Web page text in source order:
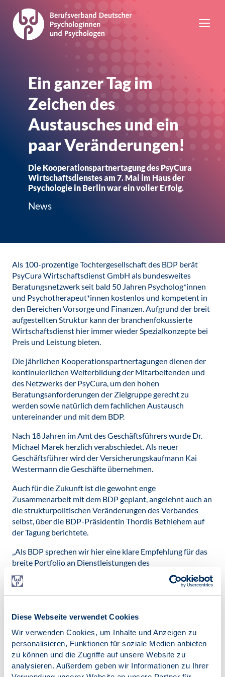
Diese Webseite verwendet Cookies
Wir verwenden Cookies, um Inhalte und Anzeigen zu
personalisieren, Funktionen für soziale Medien anbieten
zu können und die Zugriffe auf unsere Website zu
analysieren. Außerdem geben wir Informationen zu Ihrer
Ein ganzer Tag im
Zeichen des
Austausches und ein
paar Veränderungen!
Die Kooperationspartnertagung des PsyCura
Wirtschaftsdienstes am 7. Mai im Haus der
Psychologie in Berlin war ein voller Erfolg.
News
Als 100-prozentige Tochtergesellschaft des BDP berät
PsyCura Wirtschaftsdienst GmbH als bundesweites
Beratungsnetzwerk seit bald 50 Jahren Psycholog*innen
und Psychotherapeut*innen kostenlos und kompetent in
den Bereichen Vorsorge und Finanzen. Aufgrund der breit
aufgestellten Struktur kann der branchenfokussierte
Wirtschaftsdienst hier immer wieder Spezialkonzepte bei
Preis und Leistung bieten.
Die jährlichen Kooperationspartnertagungen dienen der
kontinuierlichen Weiterbildung der Mitarbeitenden und
des Netzwerks der PsyCura, um den hohen
Beratungsanforderungen der Zielgruppe gerecht zu
werden sowie natürlich dem fachlichen Austausch
untereinander und mit dem BDP.
Nach 18 Jahren im Amt des Geschäftsführers wurde Dr.
Michael Marek herzlich verabschiedet. Als neuer
Geschäftsführer wird der Versicherungskaufmann Kai
Westermann die Geschäfte übernehmen.
Auch für die Zukunft ist die gewohnt enge
Zusammenarbeit mit dem BDP geplant, angelehnt auch an
die strukturpolitischen Veränderungen des Verbandes
selbst, über die BDP-Präsidentin Thordis Bethlehem auf
der Tagung berichtete.
„Als BDP sprechen wir hier eine klare Empfehlung für das
breite Portfolio an Dienstleistungen des
Wirtschaftsdienstes für unsere Berufsgruppe aus.
Beratung und Angebote sind speziell auf ihre Bedürfnisse
zugeschnitten. Ich freue mich auf die Fortsetzung der
Westermann als neuen Geschäftsführer herzlich
willkommen“, erläutert Thordis Bethlehem.
Neben den derzeitigen Angeboten wurde auf der Tagung
über das hochaktuelle Thema des „Praxiserprobten
Datenschutzes und KI für den Versicherungsvertrieb“, die